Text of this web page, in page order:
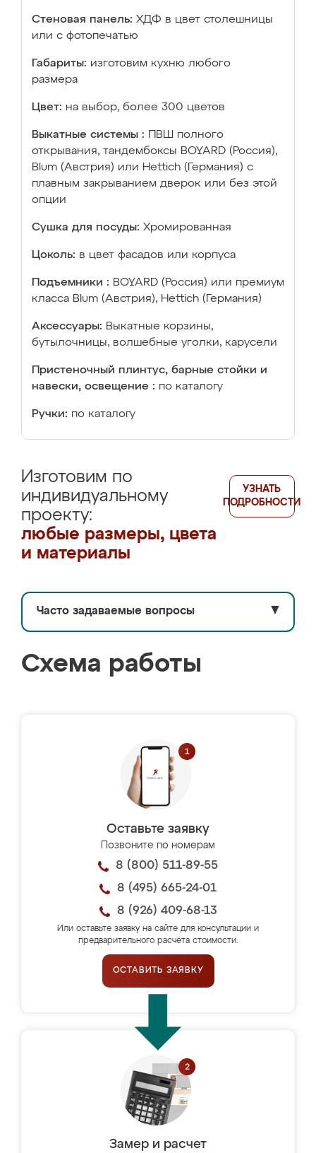
Стеновая панель: ХДФ в цвет столешницы
или с фотопечатью
Габариты: изготовим кухню любого
размера
Цвет: на выбор, более 300 цветов
Выкатные системы :
ПВШ полного
открывания, тандембоксы BOYARD (Россия),
Blum (Австрия) или Hettich (Германия) с
плавным закрыванием дверок или без этой
опции
Сушка для посуды: Хромированная
Цоколь: в цвет фасадов или корпуса
Подъемники : BOYARD (Россия) или премиум
класса Blum (Австрия), Hettich (Германия)
Аксессуары: Выкатные корзины,
бутылочницы, волшебные уголки, карусели
Пристеночный плинтус, барные стойки и
навески, освещение : по каталогу
Ручки: по каталогу
Изготовим по
индивидуальному
проекту:
любые размеры, цвета
и материалы
УЗНАТЬ
ПОДРОБНОСТИ
Часто задаваемые вопросы ▼
Схема работы
Оставьте заявку
Позвоните по номерам
8 (800) 511-89-55
8 (495) 665-24-01
8 (926) 409-68-13
Или оставьте заявку на сайте для консультации и
предварительного расчёта стоимости.
ОСТАВИТЬ ЗАЯВКУ
Замер и расчет